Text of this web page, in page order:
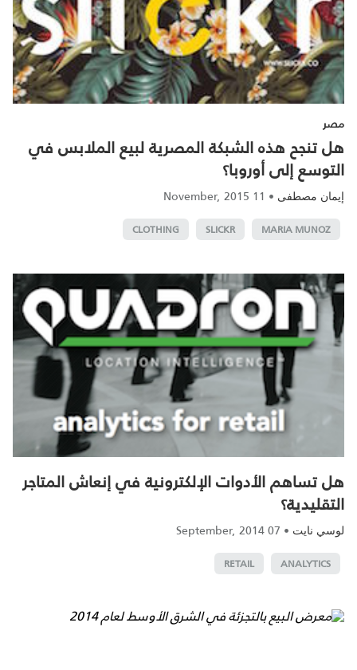
مصر
هل تنجح هذه الشبكة المصرية لبيع الملابس في
التوسع إلى أوروبا؟
إيمان مصطفى •
11 November, 2015
MARIA MUNOZ
SLICKR
CLOTHING
هل تساهم الأدوات الإلكترونية في إنعاش المتاجر
التقليدية؟
لوسي نايت •
07 September, 2014
ANALYTICS
RETAIL